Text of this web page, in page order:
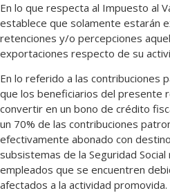
En lo que respecta al Impuesto al
establece que solamente estarán
retenciones y/o percepciones
exportaciones respecto de su
En lo referido a las contribuciones
que los beneficiarios del presente
convertir en un bono de crédito
un 70% de las contribuciones
efectivamente abonado con
subsistemas de la Seguridad
empleados que se encuentren
afectados a la actividad promovida.